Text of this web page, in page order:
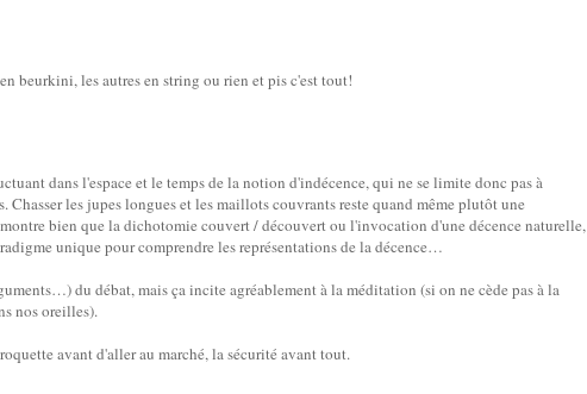
beurkini, les autres en string ou rien et pis c'est tout!
dans l'espace et le temps de la notion d'indécence, qui ne se limite donc pas à
les jupes longues et les maillots couvrants reste quand même plutôt une
bien que la dichotomie couvert / découvert ou l'invocation d'une décence naturelle,
unique pour comprendre les représentations de la décence…
du débat, mais ça incite agréablement à la méditation (si on ne cède pas à la
nos oreilles).
avant d'aller au marché, la sécurité avant tout.